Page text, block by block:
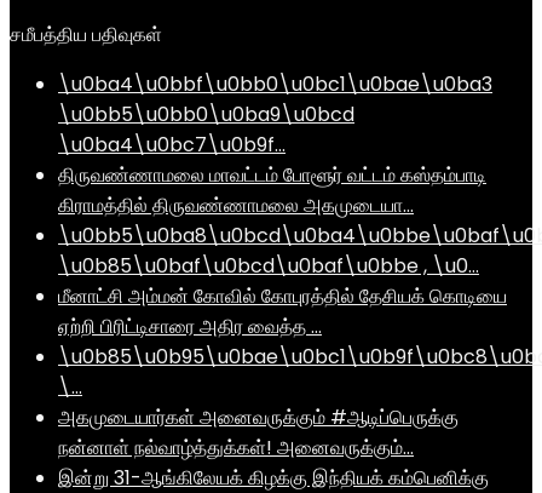
சமீபத்திய பதிவுகள்
\u0ba4\u0bbf\u0bb0\u0bc1\u0bae\u0ba3
\u0bb5\u0bb0\u0ba9\u0bcd
\u0ba4\u0bc7\u0b9f…
திருவண்ணாமலை மாவட்டம் போளூர் வட்டம் கஸ்தம்பாடி
கிராமத்தில் திருவண்ணாமலை அகமுடையா…
\u0b85\u0baf\u0bcd\u0baf\u0bbe , \u0…
மீனாட்சி அம்மன் கோவில் கோபுரத்தில் தேசியக் கொடியை
ஏற்றி பிரிட்டிசாரை அதிர வைத்த …
\…
அகமுடையார்கள் அனைவருக்கும் #ஆடிப்பெருக்கு
நன்னாள் நல்வாழ்த்துக்கள்! அனைவருக்கும்…
இன்று 31-ஆங்கிலேயக் கிழக்கு இந்தியக் கம்பெனிக்கு